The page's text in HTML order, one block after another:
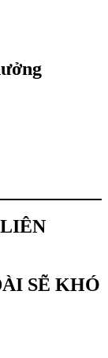
SẼ KHÓ